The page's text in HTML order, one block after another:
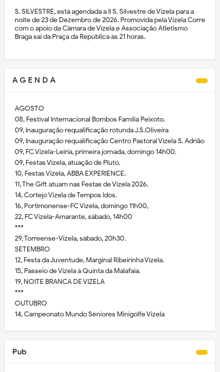
S. SILVESTRE, está agendada a II S. Silvestre de Vizela para a
noite de 23 de Dezembro de 2026. Promovida pela Vizela Corre
com o apoio da Câmara de Vizela e Associação Atletismo
Braga sai da Praça da República às 21 horas.
A G E N D A
AGOSTO
08, Festival Internacional Bombos Família Peixoto.
09, Inauguração requalificação rotunda J.S.Oliveira
09, Inauguração requalificação Centro Pastoral Vizela S. Adrião
09, FC Vizela-Leiria, primeira jornada, domingo 14h00.
09, Festas Vizela, atuação de Pluto.
10, Festas Vizela, ABBA EXPERIENCE.
11, The Gift atuam nas Festas de Vizela 2026.
14, Cortejo Vizela de Tempos Idos.
16, Portimonense-FC Vizela, domingo 11h00,
22, FC Vizela-Amarante, sábado, 14h00
***
29, Torreense-Vizela, sábado, 20h30.
SETEMBRO
12, Festa da Juventude, Marginal Ribeirinha Vizela.
15, Passeio de Vizela à Quinta da Malafaia.
19, NOITE BRANCA DE VIZELA
***
OUTUBRO
14, Campeonato Mundo Séniores Minigolfe Vizela
Pub